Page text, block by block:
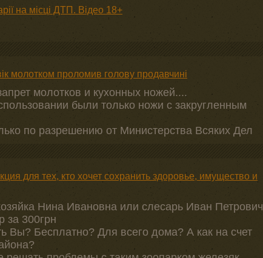
на місці ДТП. Відео 18+
молотком проломив голову продавчині
молотков и кухонных ножей....
были только ножи с закругленным
по разрешению от Министерства Всяких Дел
для тех, кто хочет сохранить здоровье, имущество и
Нина Ивановна или слесарь Иван Петрович
за 300грн
Вы? Бесплатно? Для всего дома? А как на счет